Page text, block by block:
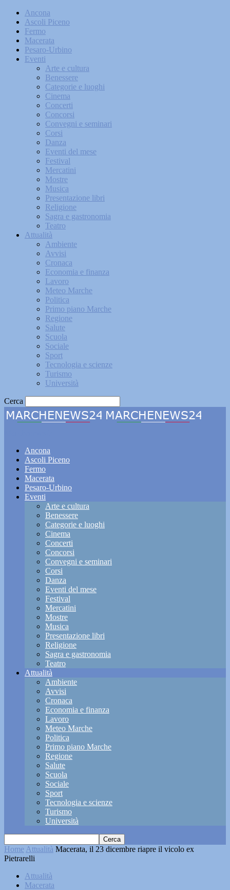
Ancona
Ascoli Piceno
Fermo
Macerata
Pesaro-Urbino
Eventi
Arte e cultura
Benessere
Categorie e luoghi
Cinema
Concerti
Concorsi
Convegni e seminari
Corsi
Danza
Eventi del mese
Festival
Mercatini
Mostre
Musica
Presentazione libri
Religione
Sagra e gastronomia
Teatro
Attualità
Ambiente
Avvisi
Cronaca
Economia e finanza
Lavoro
Meteo Marche
Politica
Primo piano Marche
Regione
Salute
Scuola
Sociale
Sport
Tecnologia e scienze
Turismo
Università
Cerca
Ancona
Ascoli Piceno
Fermo
Macerata
Pesaro-Urbino
Eventi
Arte e cultura
Benessere
Categorie e luoghi
Cinema
Concerti
Concorsi
Convegni e seminari
Corsi
Danza
Eventi del mese
Festival
Mercatini
Mostre
Musica
Presentazione libri
Religione
Sagra e gastronomia
Teatro
Attualità
Ambiente
Avvisi
Cronaca
Economia e finanza
Lavoro
Meteo Marche
Politica
Primo piano Marche
Regione
Salute
Scuola
Sociale
Sport
Tecnologia e scienze
Turismo
Università
Home Attualità Macerata, il 23 dicembre riapre il vicolo ex
Pietrarelli
Attualità
Macerata